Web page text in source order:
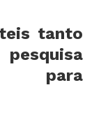
tanto
para